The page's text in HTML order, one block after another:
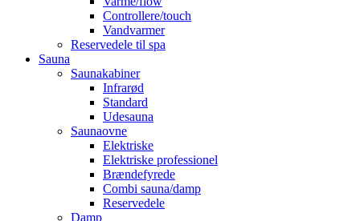
Controllere/touch
Vandvarmer
Reservedele til spa
Sauna
Saunakabiner
Infrarød
Standard
Udesauna
Saunaovne
Elektriske
Elektriske professionel
Brændefyrede
Combi sauna/damp
Reservedele
Damp